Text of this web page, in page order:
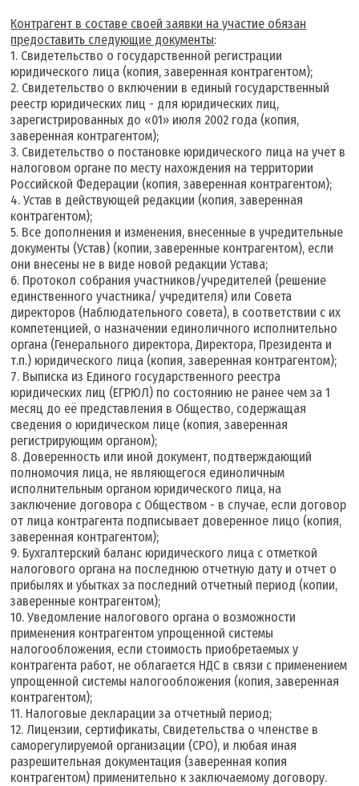
Контрагент в составе своей заявки на участие обязан
предоставить следующие документы:
1. Свидетельство о государственной регистрации
юридического лица (копия, заверенная контрагентом);
2. Свидетельство о включении в единый государственный
реестр юридических лиц - для юридических лиц,
зарегистрированных до «01» июля 2002 года (копия,
заверенная контрагентом);
3. Свидетельство о постановке юридического лица на учет в
налоговом органе по месту нахождения на территории
Российской Федерации (копия, заверенная контрагентом);
4. Устав в действующей редакции (копия, заверенная
контрагентом);
5. Все дополнения и изменения, внесенные в учредительные
документы (Устав) (копии, заверенные контрагентом), если
они внесены не в виде новой редакции Устава;
6. Протокол собрания участников/учредителей (решение
единственного участника/ учредителя) или Совета
директоров (Наблюдательного совета), в соответствии с их
компетенцией, о назначении единоличного исполнительно
органа (Генерального директора, Директора, Президента и
т.п.) юридического лица (копия, заверенная контрагентом);
7. Выписка из Единого государственного реестра
юридических лиц (ЕГРЮЛ) по состоянию не ранее чем за 1
месяц до её представления в Общество, содержащая
сведения о юридическом лице (копия, заверенная
регистрирующим органом);
8. Доверенность или иной документ, подтверждающий
полномочия лица, не являющегося единоличным
исполнительным органом юридического лица, на
заключение договора с Обществом - в случае, если договор
от лица контрагента подписывает доверенное лицо (копия,
заверенная контрагентом);
9. Бухгалтерский баланс юридического лица с отметкой
налогового органа на последнюю отчетную дату и отчет о
прибылях и убытках за последний отчетный период (копии,
заверенные контрагентом);
10. Уведомление налогового органа о возможности
применения контрагентом упрощенной системы
налогообложения, если стоимость приобретаемых у
контрагента работ, не облагается НДС в связи с применением
упрощенной системы налогообложения (копия, заверенная
контрагентом);
11. Налоговые декларации за отчетный период;
12. Лицензии, сертификаты, Свидетельства о членстве в
саморегулируемой организации (СРО), и любая иная
разрешительная документация (заверенная копия
контрагентом) применительно к заключаемому договору.